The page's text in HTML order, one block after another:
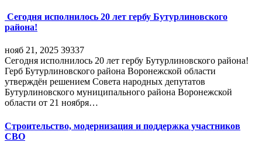
Сегодня исполнилось 20 лет гербу Бутурлиновского
района!
нояб 21, 2025 39337
Сегодня исполнилось 20 лет гербу Бутурлиновского района!
Герб Бутурлиновского района Воронежской области
утверждён решением Совета народных депутатов
Бутурлиновского муниципального района Воронежской
области от 21 ноября…
Строительство, модернизация и поддержка участников
СВО